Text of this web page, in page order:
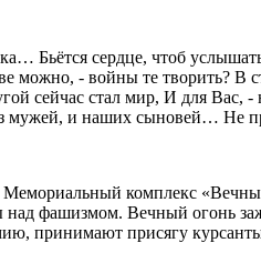
Бьётся сердце, чтоб
- войны те творить? В
сейчас стал мир, И для
мужей, и наших сыновей… Не
комплекс
фашизмом. Вечный огонь
принимают присягу